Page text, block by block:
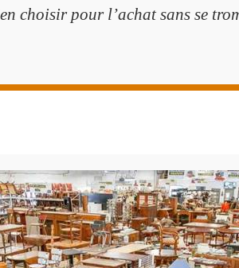
choisir pour l’achat sans se